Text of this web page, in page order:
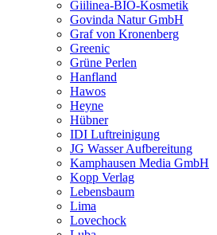
Giilinea-BIO-Kosmetik
Govinda Natur GmbH
Graf von Kronenberg
Greenic
Grüne Perlen
Hanfland
Hawos
Heyne
Hübner
IDI Luftreinigung
JG Wasser Aufbereitung
Kamphausen Media GmbH
Kopp Verlag
Lebensbaum
Lima
Lovechock